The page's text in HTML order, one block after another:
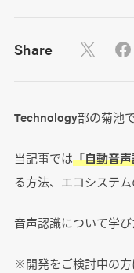
Share
Technology部の菊池で
当記事では「自動音
る方法、エコシステ
音声認識について学
※開発をご検討中の方